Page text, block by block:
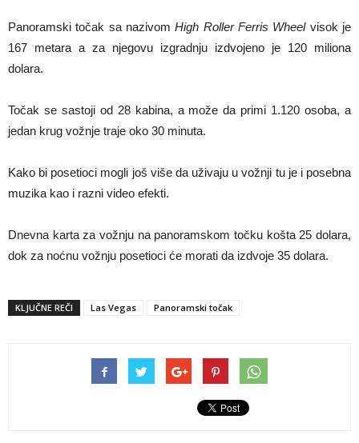
Panoramski točak sa nazivomHigh Roller Ferris Wheelvisok je
167 metara a za njegovu izgradnju izdvojeno je 120 miliona
dolara.
Točak se sastoji od 28 kabina, a može da primi 1.120 osoba, a
jedan krug vožnje traje oko 30 minuta.
Kako bi posetioci mogli još više da uživaju u vožnji tu je i posebna
muzika kao i razni video efekti.
Dnevna karta za vožnju na panoramskom točku košta 25 dolara,
dok za noćnu vožnju posetioci će morati da izdvoje 35 dolara.
KLJUČNE REČI Las Vegas Panoramski točak